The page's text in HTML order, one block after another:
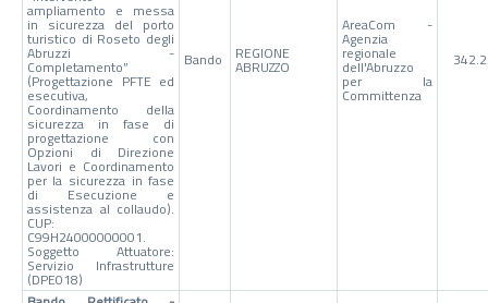
ampliamento e messa
in sicurezza del porto
turistico di Roseto degli
Abruzzi -
Completamento”
(Progettazione PFTE ed
esecutiva,
Coordinamento della
sicurezza in fase di
progettazione con
Opzioni di Direzione
Lavori e Coordinamento
per la sicurezza in fase
di Esecuzione e
assistenza al collaudo).
CUP:
C99H24000000001.
Soggetto Attuatore:
Servizio Infrastrutture
(DPE018)
Bando REGIONE
ABRUZZO
AreaCom -
Agenzia
regionale
dell'Abruzzo
per la
Committenza